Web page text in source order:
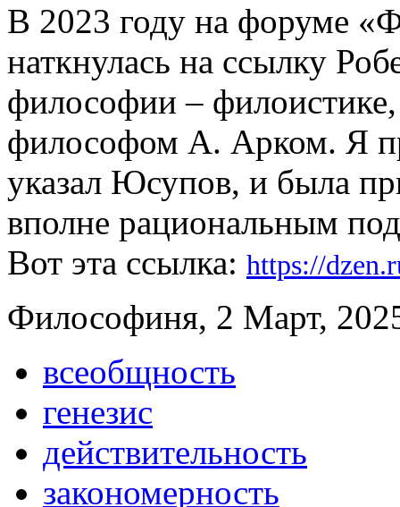
В 2023 году на форуме
наткнулась на ссылку
философии – филоистике,
философом А. Арком. Я
указал Юсупов, и была
вполне рациональным
Вот эта ссылка: https://
Философиня, 2 Март,
всеобщность
генезис
действительность
закономерность